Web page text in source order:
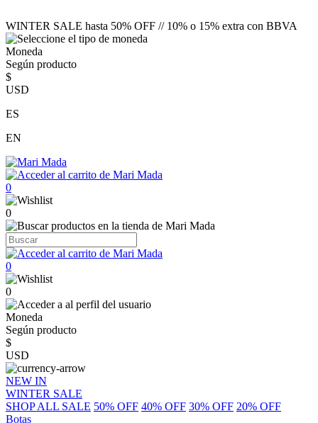
WINTER SALE hasta 50% OFF // 10% o 15% extra con BBVA
Moneda
Según producto
$
USD
ES
EN
0
0
0
0
Moneda
Según producto
$
USD
NEW IN
WINTER SALE
SHOP ALL SALE 50% OFF 40% OFF 30% OFF 20% OFF
Botas